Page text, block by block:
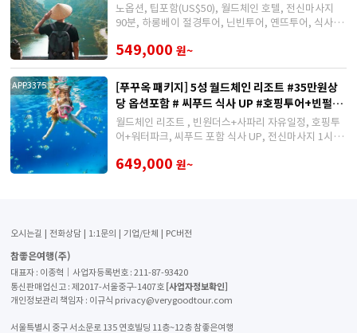
노옵션, 팁포함(US$50), 월드체인 호텔, 전신마사지
90분, 하롱베이 절경투어, 닌빈투어, 옌뜨투어, 식사UP
549,000 원~
APP3375
[푸꾸옥 패키지] 5성 월드체인 리조트 #35만원상
당 옵션포함 # 씨푸드 식사 UP #호핑투어+빈펄사
파리 #마사지_5/6일
월드체인 리조트 , 빈원더스+사파리 자유일정, 호핑투
어+워터파크, 씨푸드 포함 식사 UP, 전신마사지 1시간,
649,000 원~
오시는길 전화상담 1:1문의 기업/단체 PC버전
참좋은여행(주)
대표자 : 이종혁│사업자등록번호 : 211-87-93420
통신판매업신고 : 제2017-서울중구-1407호 [사업자정보확인]
개인정보관리 책임자 : 이규식 privacy@verygoodtour.com
서울특별시 중구 서소문로 135 연호빌딩 11층~12층 참좋은여행